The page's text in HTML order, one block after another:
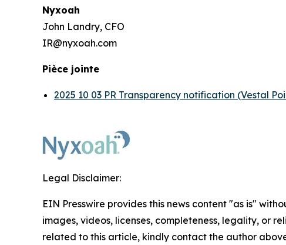
Nyxoah
John Landry, CFO
IR@nyxoah.com
Pièce jointe
2025 10 03 PR Transparency notification (Vestal
Legal Disclaimer:
EIN Presswire provides this news content "as is"
images, videos, licenses, completeness, legality, or
related to this article, kindly contact the author